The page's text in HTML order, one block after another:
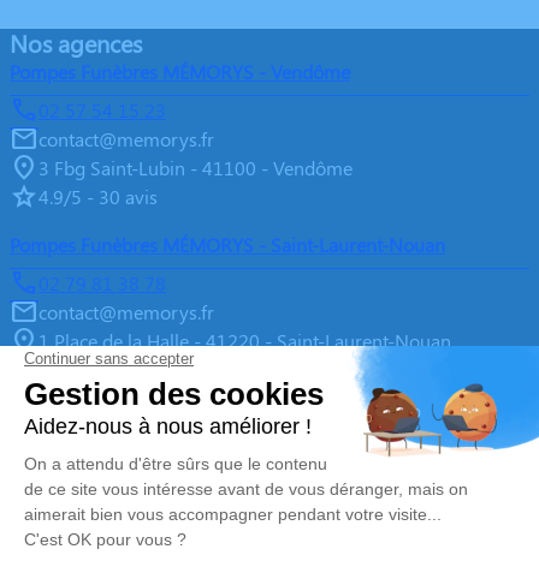
Nos agences
Pompes Funèbres MÉMORYS - Vendôme
02 57 54 15 23
contact@memorys.fr
3 Fbg Saint-Lubin - 41100 - Vendôme
4.9/5 - 30 avis
Pompes Funèbres MÉMORYS - Saint-Laurent-Nouan
02 79 81 38 78
contact@memorys.fr
1 Place de la Halle - 41220 - Saint-Laurent-Nouan
4.9/5 - 10 avis
Pompes Funèbres MEMORYS à Blois
02 55 02 46 67
contact@memorys.fr
3 Boulevard de l'Industrie - 41000 - Blois
5/5 - 81 avis